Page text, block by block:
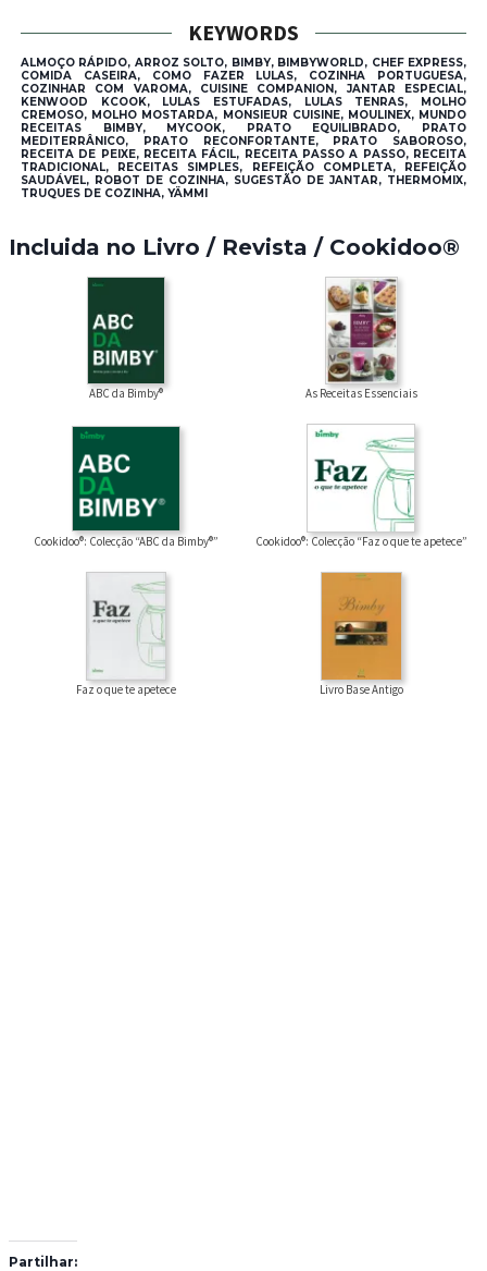
KEYWORDS
ALMOÇO RÁPIDO, ARROZ SOLTO, BIMBY, BIMBYWORLD, CHEF EXPRESS,
COMIDA CASEIRA, COMO FAZER LULAS, COZINHA PORTUGUESA,
COZINHAR COM VAROMA, CUISINE COMPANION, JANTAR ESPECIAL,
KENWOOD KCOOK, LULAS ESTUFADAS, LULAS TENRAS, MOLHO
CREMOSO, MOLHO MOSTARDA, MONSIEUR CUISINE, MOULINEX, MUNDO
RECEITAS BIMBY, MYCOOK, PRATO EQUILIBRADO, PRATO
MEDITERRÂNICO, PRATO RECONFORTANTE, PRATO SABOROSO,
RECEITA DE PEIXE, RECEITA FÁCIL, RECEITA PASSO A PASSO, RECEITA
TRADICIONAL, RECEITAS SIMPLES, REFEIÇÃO COMPLETA, REFEIÇÃO
SAUDÁVEL, ROBOT DE COZINHA, SUGESTÃO DE JANTAR, THERMOMIX,
TRUQUES DE COZINHA, YÄMMI
Incluida no Livro / Revista / Cookidoo®
ABC da Bimby® As Receitas Essenciais
Cookidoo®: Colecção “ABC da Bimby®” Cookidoo®: Colecção “Faz o que te apetece”
Faz o que te apetece Livro Base Antigo
Partilhar: